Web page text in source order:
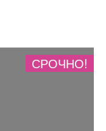
СРОЧНО!